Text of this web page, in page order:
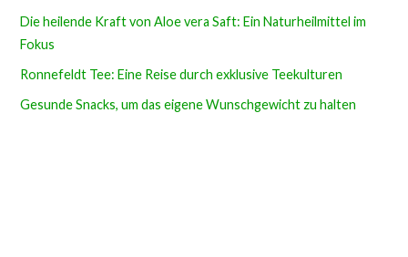
Die heilende Kraft von Aloe vera Saft: Ein Naturheilmittel im
Fokus
Ronnefeldt Tee: Eine Reise durch exklusive Teekulturen
Gesunde Snacks, um das eigene Wunschgewicht zu halten